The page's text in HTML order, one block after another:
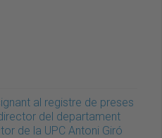
al registre de preses
del departament
de la UPC Antoni Giró